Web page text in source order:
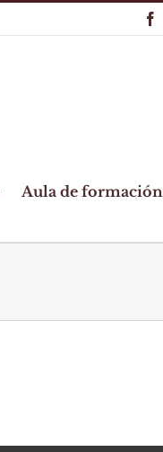
Aula de formación